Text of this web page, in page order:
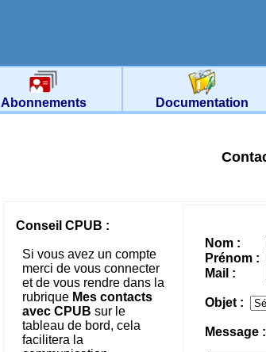
Abonnements Documentation
Conseil CPUB :
Si vous avez un compte
merci de vous connecter
et de vous rendre dans la
rubrique Mes contacts
avec CPUB sur le
tableau de bord, cela
facilitera la
Nom :
Prénom :
Mail :
Objet :
Message :